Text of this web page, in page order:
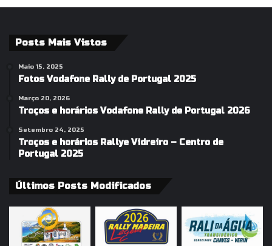
Posts Mais Vistos
Maio 15, 2025
Fotos Vodafone Rally de Portugal 2025
Março 20, 2026
Troços e horários Vodafone Rally de Portugal 2026
Setembro 24, 2025
Troços e horários Rallye Vidreiro – Centro de
Portugal 2025
Últimos Posts Modificados